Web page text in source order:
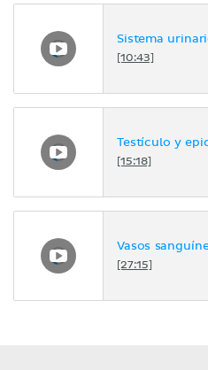
Sistema
[10:43]
Testículo y
[15:18]
Vasos
[27:15]